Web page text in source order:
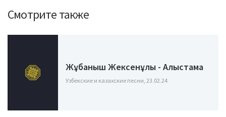
Смотрите также
Жұбаныш Жексенұлы - Алыстама
Узбекские и казахские песни, 23.02.24